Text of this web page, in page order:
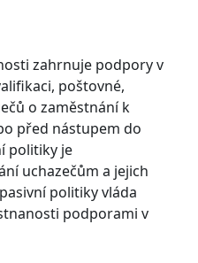
zahrnuje podpory v
poštovné,
o zaměstnání k
před nástupem do
politiky je
uchazečům a jejich
politiky vláda
podporami v